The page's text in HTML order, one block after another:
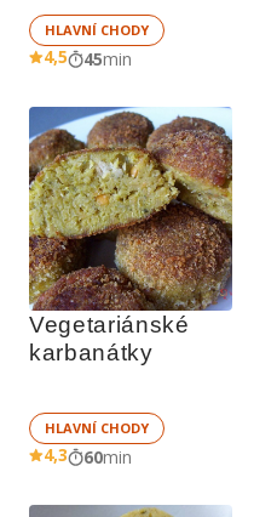
HLAVNÍ CHODY
4,5 45min
Vegetariánské
HLAVNÍ CHODY
4,3 60min